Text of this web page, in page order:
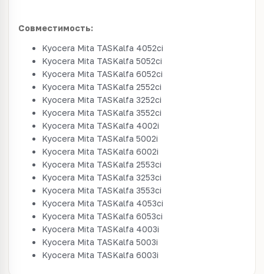
Совместимость:
Kyocera Mita TASKalfa 4052ci
Kyocera Mita TASKalfa 5052ci
Kyocera Mita TASKalfa 6052ci
Kyocera Mita TASKalfa 2552ci
Kyocera Mita TASKalfa 3252ci
Kyocera Mita TASKalfa 3552ci
Kyocera Mita TASKalfa 4002i
Kyocera Mita TASKalfa 5002i
Kyocera Mita TASKalfa 6002i
Kyocera Mita TASKalfa 2553ci
Kyocera Mita TASKalfa 3253ci
Kyocera Mita TASKalfa 3553ci
Kyocera Mita TASKalfa 4053ci
Kyocera Mita TASKalfa 6053ci
Kyocera Mita TASKalfa 4003i
Kyocera Mita TASKalfa 5003i
Kyocera Mita TASKalfa 6003i